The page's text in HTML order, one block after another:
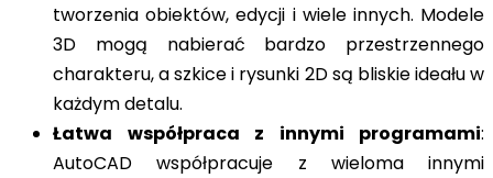
tworzenia obiektów, edycji i wiele innych. Modele
3D mogą nabierać bardzo przestrzennego
charakteru, a szkice i rysunki 2D są bliskie ideału w
każdym detalu.
Łatwa współpraca z innymi programami:
AutoCAD współpracuje z wieloma innymi